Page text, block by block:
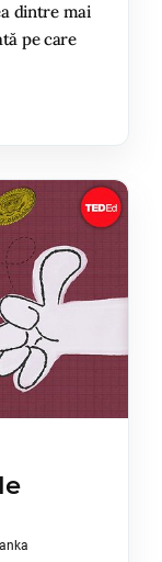
dintre mai
pe care